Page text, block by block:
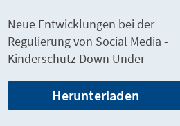
Neue Entwicklungen bei der
Regulierung von Social Media -
Kinderschutz Down Under
Herunterladen